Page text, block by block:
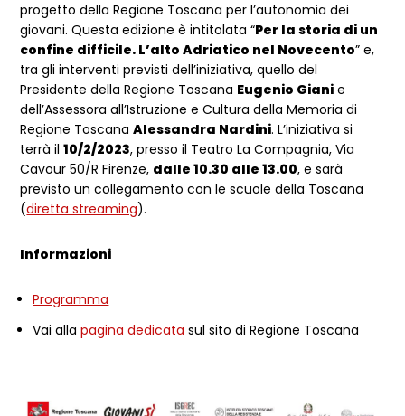
progetto della Regione Toscana per l’autonomia dei
giovani. Questa edizione è intitolata “Per la storia di un
confine difficile. L’alto Adriatico nel Novecento” e,
tra gli interventi previsti dell’iniziativa, quello del
Presidente della Regione Toscana Eugenio Giani e
dell’Assessora all’Istruzione e Cultura della Memoria di
Regione ToscanaAlessandra Nardini. L’iniziativa si
terrà il10/2/2023, presso il Teatro La Compagnia, Via
Cavour 50/R Firenze, dalle 10.30 alle 13.00, e sarà
previsto un collegamento con le scuole della Toscana
(diretta streaming).
Informazioni
Programma
Vai allapagina dedicata sul sito di Regione Toscana